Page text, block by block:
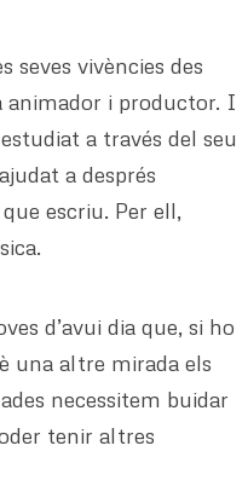
seves vivències des
animador i productor. I
a través del seu
a després
escriu. Per ell,
d’avui dia que, si ho
una altre mirada els
necessitem buidar
tenir altres